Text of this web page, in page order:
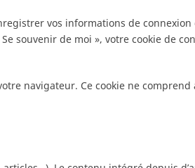
vos informations de connexion
souvenir de moi », votre cookie de
navigateur. Ce cookie ne